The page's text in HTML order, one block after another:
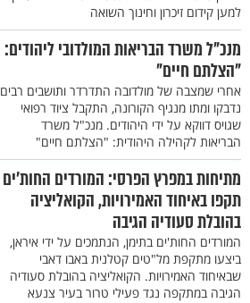
למען קידום זיכרון וחינוך השואה
מנכ"ל משרד הבריאות המולדובי ליהודים:
"הצלתם חיים"
אחרי שמצבה של מולדובה התדרדר ותושבים רבים
נדבקו ומתו מנגיף הקורונה, התקבל ציוד רפואי
שגויס דווקא על ידי היהודים. מנכ"ל משרד
הבריאות לקהילה היהודית: "הצלתם חיים"
מתיחות במפרץ הפרסי: המורדים החות'ים
תקפו באיחוד האמירויות, הקואליציה
בהובלת סעודיה הגיבה
המורדים החות'ים בתימן, הנתמכים על ידי איראן,
ביצעו מתקפת מל"טים קטלנית באבו דאבי
שבאיחוד האמירויות. הקואליציה בהובלת סעודיה
הגיבה במתקפה נגד פעילי טרור בעיר צנעא